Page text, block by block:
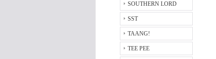
SOUTHERN LORD
SST
TAANG!
TEE PEE